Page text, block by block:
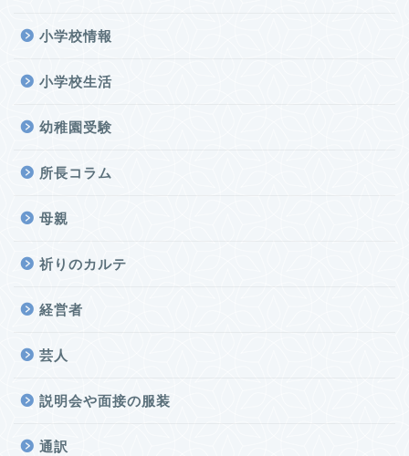
小学校情報
小学校生活
幼稚園受験
所長コラム
母親
祈りのカルテ
経営者
芸人
説明会や面接の服装
通訳